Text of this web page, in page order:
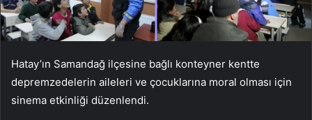
Hatay’ın Samandağ ilçesine bağlı konteyner kentte
depremzedelerin aileleri ve çocuklarına moral olması için
sinema etkinliği düzenlendi.